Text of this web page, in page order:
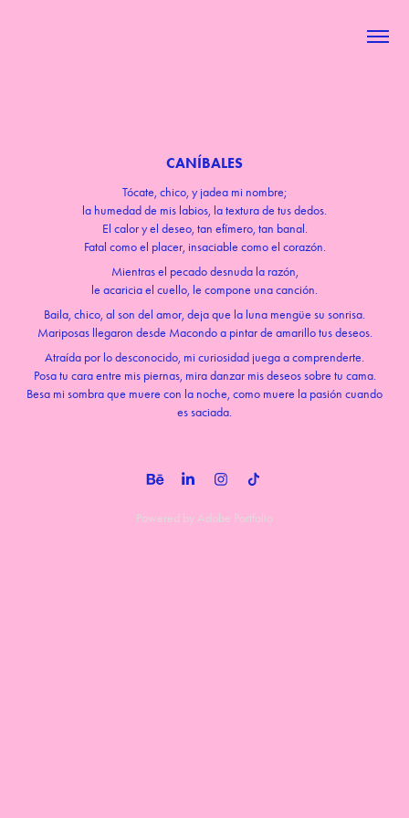
CANÍBALES
Tócate, chico, y jadea mi nombre;
la humedad de mis labios, la textura de tus dedos.
El calor y el deseo, tan efímero, tan banal.
Fatal como el placer, insaciable como el corazón.
Mientras el pecado desnuda la razón,
le acaricia el cuello, le compone una canción.
Baila, chico, al son del amor, deja que la luna mengüe su sonrisa.
Mariposas llegaron desde Macondo a pintar de amarillo tus deseos.
Atraída por lo desconocido, mi curiosidad juega a comprenderte.
Posa tu cara entre mis piernas, mira danzar mis deseos sobre tu cama.
Besa mi sombra que muere con la noche, como muere la pasión cuando
es saciada.
Powered byAdobe Portfolio